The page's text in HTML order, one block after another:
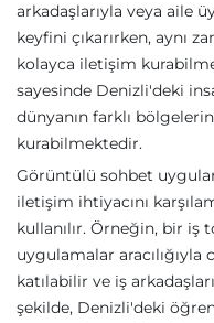
arkadaşlarıyla veya aile
keyfini çıkarırken, aynı
kolayca iletişim
sayesinde Denizli'deki
dünyanın farklı
kurabilmektedir.
Görüntülü sohbet
iletişim ihtiyacını
kullanılır. Örneğin, bir iş
uygulamalar aracılığıyla
katılabilir ve iş
şekilde, Denizli'deki